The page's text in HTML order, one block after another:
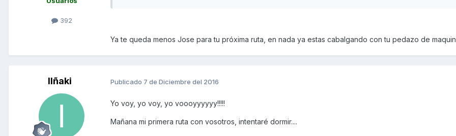
392
Ya te queda menos Jose para tu próxima ruta, en nada ya estas cabalgando con tu pedazo de
IIñaki Publicado 7 de Diciembre del 2016
Yo voy, yo voy, yo voooyyyyyy!!!!!
Mañana mi primera ruta con vosotros, intentaré dormir....